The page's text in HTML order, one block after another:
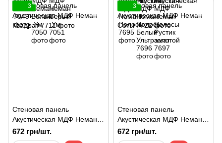
3
Стеновая панель
Акустическая МДФ Неман
Квадрат
672 грн/шт.
3
Стеновая панель
Акустическая МДФ Неман
Соты
672 грн/шт.